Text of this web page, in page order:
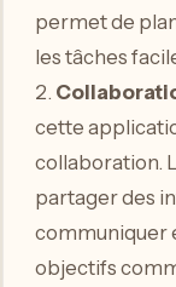
permet de
les tâches
2.
cette
collaboration.
partager des
communiquer
objectifs